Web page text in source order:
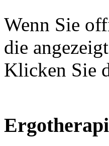
Wenn Sie
die
Klicken Sie